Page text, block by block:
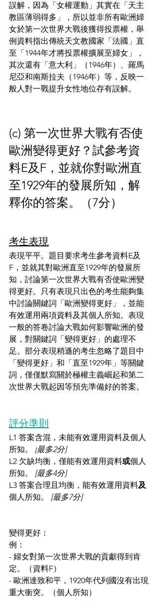
誤解，因為「女權運動」其實在「天主
教區薄弱得多」，所以並非所有歐洲婦
女於第一次世界大戰後獲得投票權，舉
例資料指出傳統天文教國家「法國」直
至「1944年才將投票權擴展至婦女」，
其次還有「意大利」（1946年）、羅馬
尼亞和南斯拉夫（1946年）等，反映一
般人對一戰提升女性地位存有誤解。
(c) 第一次世界大戰有否使
歐洲變得更好？試參考資
料E及F，並就你對歐洲直
至1929年的發展所知，解
釋你的答案。（7分）
考生表現
表現平平。題目要求考生參考資料E及
F，並就其對歐洲直至1929年的發展所
知，討論第一次世界大戰有否使歐洲變
得更好。只有表現只出色的考生能夠集
中討論關鍵詞「歐洲變得更好」，並能
有效運用兩項資料及其個人所知。表現
一般的答卷討論大戰如何影響歐洲的發
展，對關鍵詞「變得更好」的處理不
足。部分表現稍遜的考生忽略了題目中
「變得更好」和「直至1929年」等關鍵
詞，僅僅默寫關於極權主義崛起和第二
次世界大戰起因等預先準備好的答案。
評分準則
L1 答案含混，未能有效運用資料及個人
所知。 [最多2分]
L2 欠缺均衡，僅能有效運用資料或個人
所知。 [最多4分]
L3 答案合理且均衡，能有效運用資料及
個人所知。 [最多7分]
變得更好：
例：
- 婦女對第一次世界大戰的貢獻得到肯
定。（資料F）
- 歐洲達致和平，1920年代列國沒有出現
重大衝突。（個人所知）